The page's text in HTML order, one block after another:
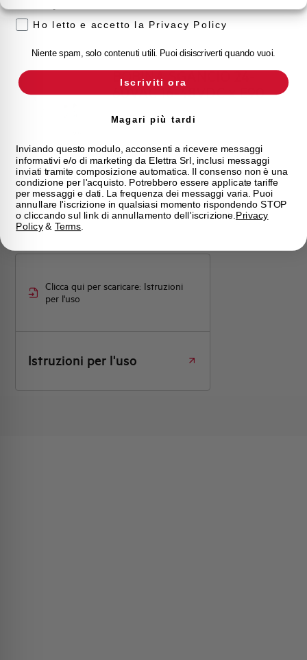
BOBINA SGANCIO 24-
60VAC 16-48VDC x E90
TELEL-1
Clicca qui per scaricare: Istruzioni
per l'uso
Istruzioni per l'uso
Ho letto e accetto la Privacy Policy
Niente spam, solo contenuti utili. Puoi disiscriverti quando vuoi.
Iscriviti ora
Magari più tardi
Inviando questo modulo, acconsenti a ricevere messaggi
informativi e/o di marketing da Elettra Srl, inclusi messaggi
inviati tramite composizione automatica. Il consenso non è una
condizione per l'acquisto. Potrebbero essere applicate tariffe
per messaggi e dati. La frequenza dei messaggi varia. Puoi
annullare l'iscrizione in qualsiasi momento rispondendo STOP
o cliccando sul link di annullamento dell'iscrizione. Privacy
Policy& Terms